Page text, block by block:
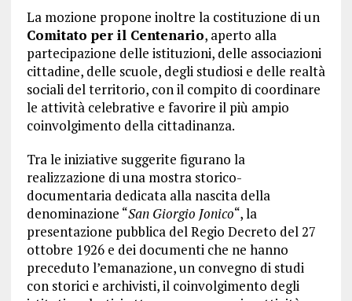
La mozione propone inoltre la costituzione di un
Comitato per il Centenario, aperto alla
partecipazione delle istituzioni, delle associazioni
cittadine, delle scuole, degli studiosi e delle realtà
sociali del territorio, con il compito di coordinare
le attività celebrative e favorire il più ampio
coinvolgimento della cittadinanza.
Tra le iniziative suggerite figurano la
realizzazione di una mostra storico-
documentaria dedicata alla nascita della
denominazione “San Giorgio Jonico“, la
presentazione pubblica del Regio Decreto del 27
ottobre 1926 e dei documenti che ne hanno
preceduto l’emanazione, un convegno di studi
con storici e archivisti, il coinvolgimento degli